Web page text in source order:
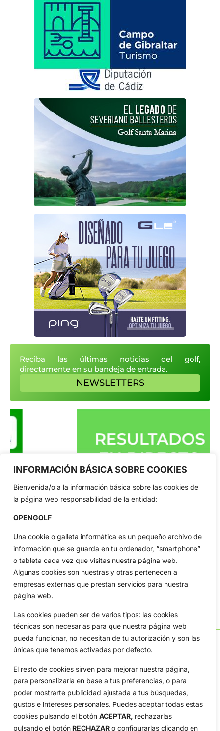
INFORMACIÓN BÁSICA SOBRE COOKIES
Bienvenida/o a la información básica sobre las cookies de
la página web responsabilidad de la entidad:
OPENGOLF
Una cookie o galleta informática es un pequeño archivo de
información que se guarda en tu ordenador, “smartphone”
o tableta cada vez que visitas nuestra página web.
Algunas cookies son nuestras y otras pertenecen a
empresas externas que prestan servicios para nuestra
página web.
Las cookies pueden ser de varios tipos: las cookies
técnicas son necesarias para que nuestra página web
pueda funcionar, no necesitan de tu autorización y son las
únicas que tenemos activadas por defecto.
El resto de cookies sirven para mejorar nuestra página,
para personalizarla en base a tus preferencias, o para
poder mostrarte publicidad ajustada a tus búsquedas,
gustos e intereses personales. Puedes aceptar todas estas
cookies pulsando el botón ACEPTAR, rechazarlas
pulsando el botón RECHAZAR o configurarlas clicando en
Reciba las últimas noticias del golf,
directamente en su bandeja de entrada.
NEWSLETTERS
OpenGolf ofrece toda la actualidad, información del golf
profesional y amateur, resultados en directo, vídeos, noticias,
Jon Rahm, LIV Golf, PGA Tour, Ryder Cup, DP World Tour, LPGA
Tour...
Categorias
Inicio Jon Rahm